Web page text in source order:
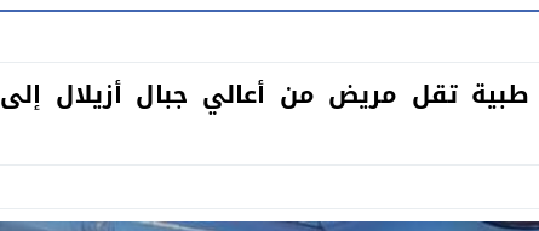
طبية تقل مريض من أعالي جبال أزيلال إلى